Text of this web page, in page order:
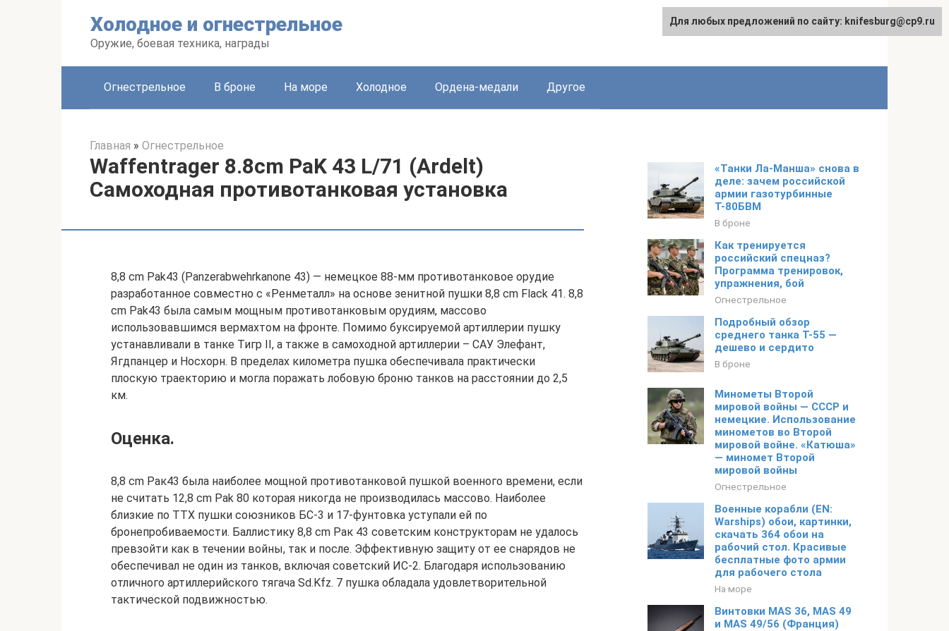
Холодное и огнестрельное
Оружие, боевая техника, награды
Огнестрельное В броне На море Холодное Ордена-медали Другое
Главная » Огнестрельное
Waffentrager 8.8cm PaK 43 L/71 (Ardelt)
Самоходная противотанковая установка
8,8 cm Pak43 (Panzerabwehrkanone 43) — немецкое 88-мм противотанковое орудие
разработанное совместно с «Ренметалл» на основе зенитной пушки 8,8 cm Flack 41. 8,8
cm Pak43 была самым мощным противотанковым орудиям, массово
использовавшимся вермахтом на фронте. Помимо буксируемой артиллерии пушку
устанавливали в танке Тигр II, а также в самоходной артиллерии – САУ Элефант,
Ягдпанцер и Носхорн. В пределах километра пушка обеспечивала практически
плоскую траекторию и могла поражать лобовую броню танков на расстоянии до 2,5
км.
Оценка.
8,8 cm Рак43 была наиболее мощной противотанковой пушкой военного времени, если
не считать 12,8 cm Pak 80 которая никогда не производилась массово. Наиболее
близкие по ТТХ пушки союзников БС-3 и 17-фунтовка уступали ей по
бронепробиваемости. Баллистику 8,8 cm Рак 43 советским конструкторам не удалось
превзойти как в течении войны, так и после. Эффективную защиту от ее снарядов не
обеспечивал не один из танков, включая советский ИС-2. Благодаря использованию
отличного артиллерийского тягача Sd.Kfz. 7 пушка обладала удовлетворительной
тактической подвижностью.
«Танки Ла-Манша» снова в
деле: зачем российской
армии газотурбинные
Т-80БВМ
В броне
Как тренируется
российский спецназ?
Программа тренировок,
упражнения, бой
Огнестрельное
Подробный обзор
среднего танка Т-55 —
дешево и сердито
В броне
Минометы Второй
мировой войны — СССР и
немецкие. Использование
минометов во Второй
мировой войне. «Катюша»
— миномет Второй
мировой войны
Огнестрельное
Военные корабли (EN:
Warships) обои, картинки,
скачать 364 обои на
рабочий стол. Красивые
бесплатные фото армии
для рабочего стола
На море
Винтовки MAS 36, MAS 49
и MAS 49/56 (Франция)
Для любых предложений по сайту: knifesburg@cp9.ru